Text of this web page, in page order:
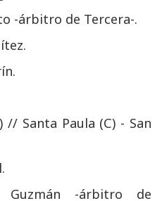
-árbitro de Tercera-.
// Santa Paula (C) - San
Guzmán -árbitro de